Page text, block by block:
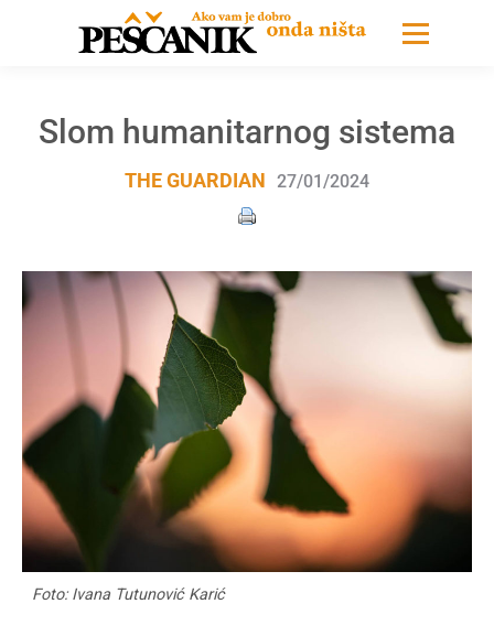
Slom humanitarnog sistema
THE GUARDIAN 27/01/2024
Foto: Ivana Tutunović Karić